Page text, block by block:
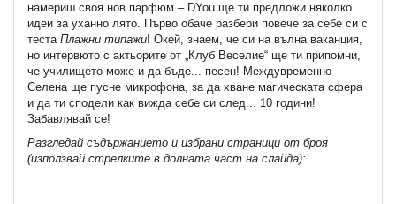
намериш своя нов парфюм – DYou ще ти предложи няколко
идеи за уханно лято. Първо обаче разбери повече за себе си с
теста Плажни типажи! Окей, знаем, че си на вълна ваканция,
но интервюто с актьорите от „Клуб Веселие“ ще ти припомни,
че училището може и да бъде... песен! Междувременно
Селена ще пусне микрофона, за да хване магическата сфера
и да ти сподели как вижда себе си след... 10 години!
Забавлявай се!
Разгледай съдържанието и избрани страници от броя
(използвай стрелките в долната част на слайда):